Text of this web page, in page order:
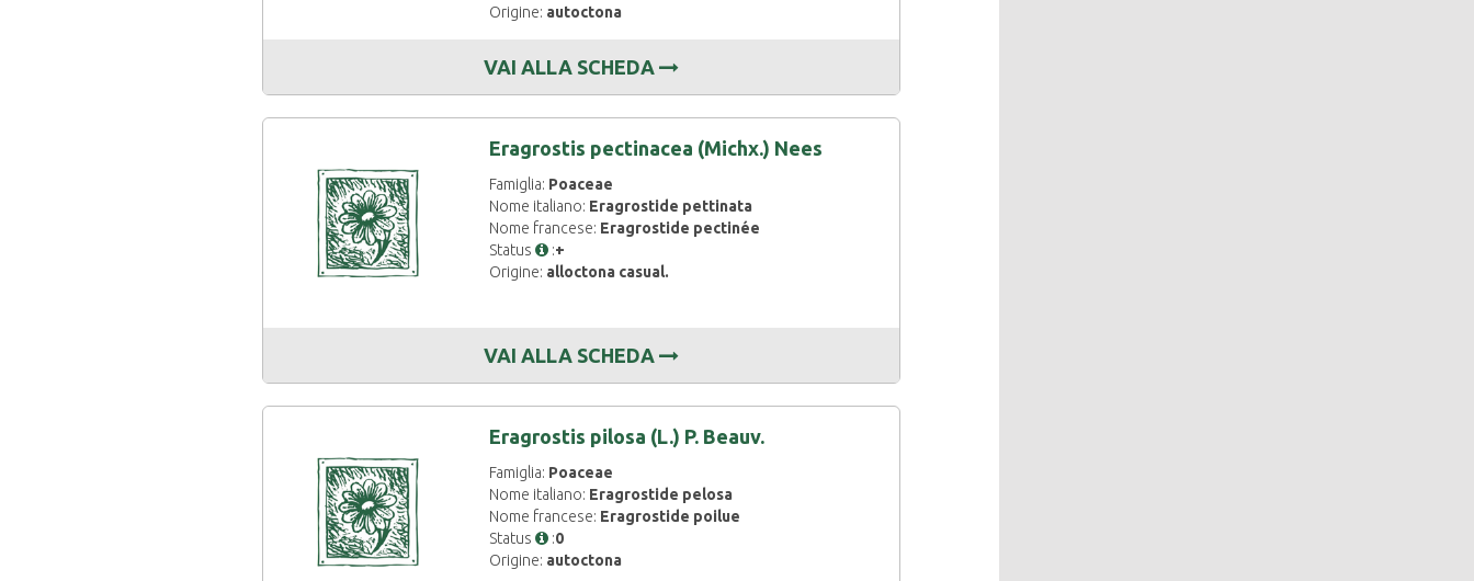
Origine: autoctona
VAI ALLA SCHEDA
Eragrostis pectinacea (Michx.) Nees
Famiglia: Poaceae
Nome italiano: Eragrostide pettinata
Nome francese: Eragrostide pectinée
Status
:+
Origine: alloctona casual.
VAI ALLA SCHEDA
Eragrostis pilosa (L.) P. Beauv.
Famiglia: Poaceae
Nome italiano: Eragrostide pelosa
Nome francese: Eragrostide poilue
Status
:0
Origine: autoctona